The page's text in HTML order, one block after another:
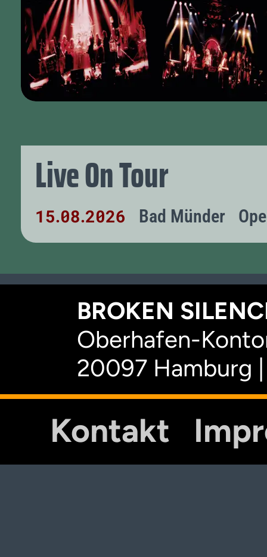
Live On Tour
15.08.2026 Bad Münder
BROKEN
Oberhafen-
20097 Hamburg
Kontakt